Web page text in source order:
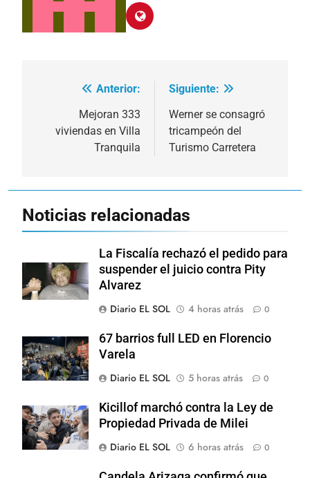
Navegación
entradas
Anterior:
Mejoran 333
viviendas en Villa
Tranquila
Siguiente:
Werner se consagró
tricampeón del
Turismo Carretera
Noticias relacionadas
La Fiscalía rechazó el pedido para
suspender el juicio contra Pity
Alvarez
Diario EL SOL
4 horas atrás 0
67 barrios full LED en Florencio
Varela
Diario EL SOL
5 horas atrás 0
Kicillof marchó contra la Ley de
Propiedad Privada de Milei
Diario EL SOL
6 horas atrás 0